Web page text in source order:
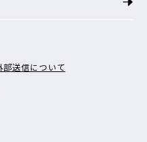
送信について